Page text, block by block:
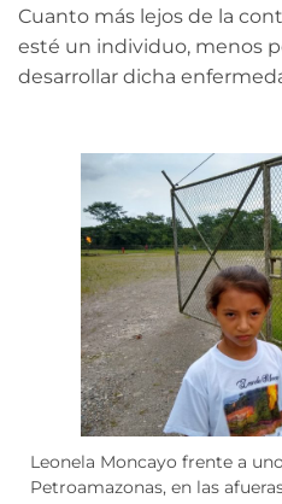
Cuanto más lejos de la
esté un individuo, menos
desarrollar dicha
Leonela Moncayo frente a
Petroamazonas, en las